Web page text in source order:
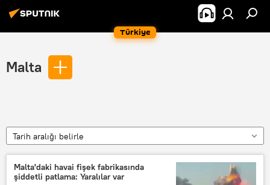
Türkiye
Malta
Tarih aralığı belirle
Malta'daki havai fişek fabrikasında
şiddetli patlama: Yaralılar var